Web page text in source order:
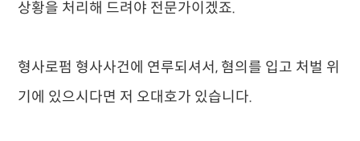
상황을 처리해 드려야 전문가이겠죠.
형사로펌 형사사건에 연루되셔서, 혐의를 입고 처벌 위
기에 있으시다면 저 오대호가 있습니다.